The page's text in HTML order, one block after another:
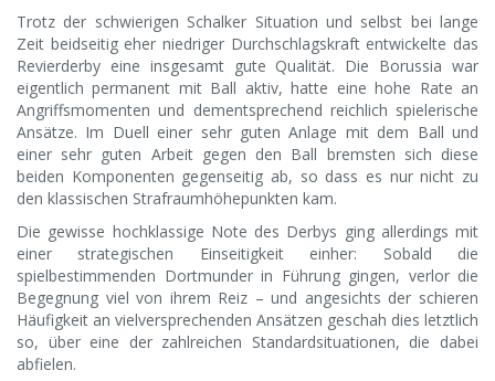
Trotz der schwierigen Schalker Situation und selbst bei lange
Zeit beidseitig eher niedriger Durchschlagskraft entwickelte das
Revierderby eine insgesamt gute Qualität. Die Borussia war
eigentlich permanent mit Ball aktiv, hatte eine hohe Rate an
Angriffsmomenten und dementsprechend reichlich spielerische
Ansätze. Im Duell einer sehr guten Anlage mit dem Ball und
einer sehr guten Arbeit gegen den Ball bremsten sich diese
beiden Komponenten gegenseitig ab, so dass es nur nicht zu
den klassischen Strafraumhöhepunkten kam.
Die gewisse hochklassige Note des Derbys ging allerdings mit
einer strategischen Einseitigkeit einher: Sobald die
spielbestimmenden Dortmunder in Führung gingen, verlor die
Begegnung viel von ihrem Reiz – und angesichts der schieren
Häufigkeit an vielversprechenden Ansätzen geschah dies letztlich
so, über eine der zahlreichen Standardsituationen, die dabei
abfielen.